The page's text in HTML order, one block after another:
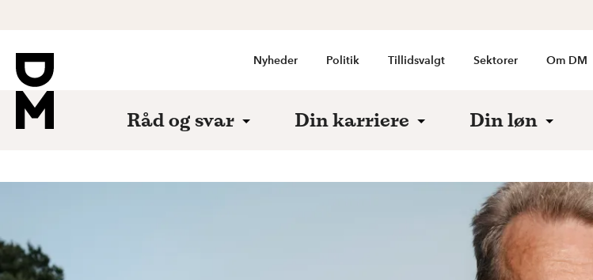
Nyheder Politik Tillidsvalgt Sektorer Om DM
Råd og svar Din karriere Din løn